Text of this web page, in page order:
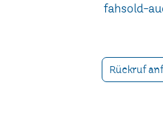
fahsold-
Rückruf